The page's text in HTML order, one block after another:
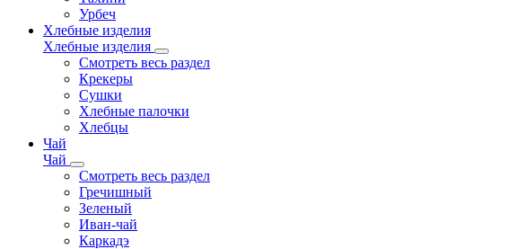
Урбеч
Хлебные изделия
Хлебные изделия
Смотреть весь раздел
Крекеры
Сушки
Хлебные палочки
Хлебцы
Чай
Чай
Смотреть весь раздел
Гречишный
Зеленый
Иван-чай
Каркадэ